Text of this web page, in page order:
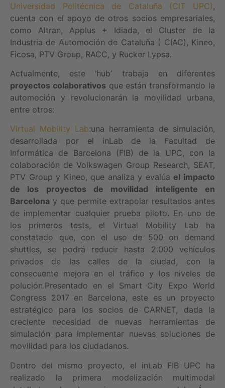
Universidad Politécnica de Cataluña (CIT UPC) ,
cuenta con el apoyo de otros socios empresariales,
como Altran, Applus + Idiada, el Cluster de la
Industria de Automoción de Cataluña ( CIAC), Kineo,
Ficosa, PTV Group, RACC, y Rucker Lypsa.
Actualmente, este ‘hub’ trabaja en diferentes
proyectos colaborativos que están transformando la
automoción y revolucionarán la movilidad urbana,
entre otros:
Virtual Mobility Lab:una herramienta de simulación,
desarrollada por el inLab de la Facultad de
Informática de Barcelona (FIB) de la UPC, con la
colaboración de Volkswagen Group Research, SEAT,
PTV Group y Kineo, que analiza y evalúa el impacto
de los proyectos de movilidad inteligente en
Barcelona y que permite extrapolar resultados antes
de implementar cualquier prueba piloto. En uno de
los primeros tests, el Virtual Mobility Lab ha
constatado que, con el uso de 500 on demand
shuttles, se podrá reducir hasta 2.000 vehículos
privados de las calles de la ciudad, con la
consecuente mejora en el tráfico y los niveles de
polución.Presentado en el Smart City Expo World
Congress 2017 en Barcelona, este es un proyecto
estratégico para los socios de CARNET, dada la
creciente necesidad de nuevas herramientas de
simulación para implementar nuevas soluciones de
movilidad para los ciudadanos.
Dentro del mismo proyecto, el inLab FIB UPC ha
realizado la primera modelización multimodal